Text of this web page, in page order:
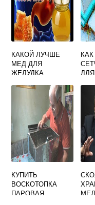
КАКОЙ ЛУЧШЕ
МЕД ДЛЯ
ЖЕЛУДКА
КУПИТЬ
ВОСКОТОПКА
ПАРОВАЯ